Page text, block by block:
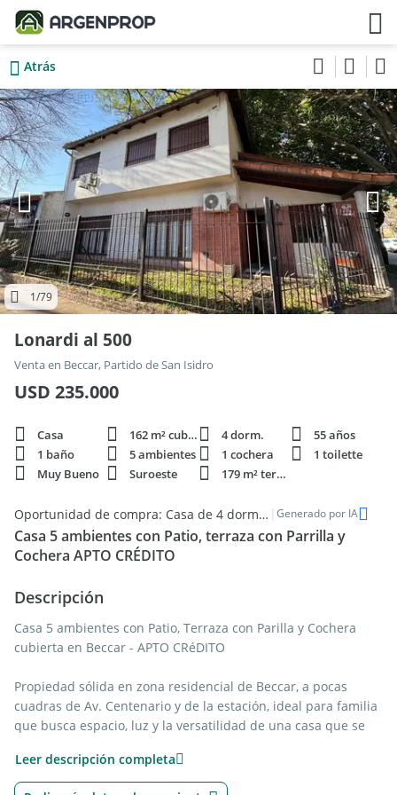
Atrás
1/79
Lonardi al 500
Venta en Beccar, Partido de San Isidro
USD 235.000
Casa 162 m² cubie. 4 dorm.
55 años
1 baño
5 ambientes 1 cochera
1 toilette
Muy Bueno
Suroeste 179 m² terren.
Oportunidad de compra: Casa de 4 dormitorios en Beccar | Generado por IA
Casa 5 ambientes con Patio, terraza con Parrilla y
Cochera APTO CRÉDITO
Descripción
Casa 5 ambientes con Patio, Terraza con Parilla y Cochera
cubierta en Beccar - APTO CRéDITO
Propiedad sólida en zona residencial de Beccar, a pocas
cuadras de Av. Centenario y de la estación, ideal para familia
que busca espacio, luz y la versatilidad de una casa que se
Su condición de esquina con dos ingresos independientes le
Leer descripción completa